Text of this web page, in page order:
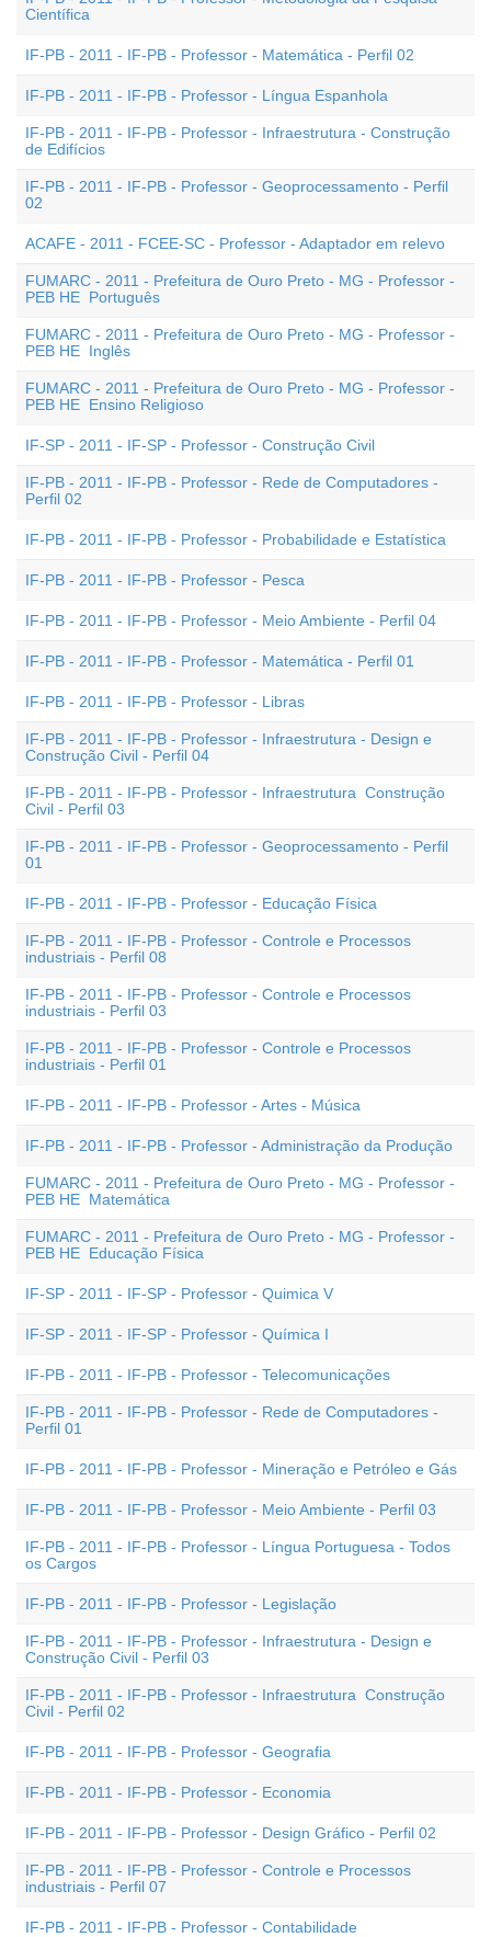
Científica
IF-PB - 2011 - IF-PB - Professor - Matemática - Perfil 02
IF-PB - 2011 - IF-PB - Professor - Língua Espanhola
IF-PB - 2011 - IF-PB - Professor - Infraestrutura - Construção
de Edifícios
IF-PB - 2011 - IF-PB - Professor - Geoprocessamento - Perfil
02
ACAFE - 2011 - FCEE-SC - Professor - Adaptador em relevo
FUMARC - 2011 - Prefeitura de Ouro Preto - MG - Professor -
PEB HE  Português
FUMARC - 2011 - Prefeitura de Ouro Preto - MG - Professor -
PEB HE  Inglês
FUMARC - 2011 - Prefeitura de Ouro Preto - MG - Professor -
PEB HE  Ensino Religioso
IF-SP - 2011 - IF-SP - Professor - Construção Civil
IF-PB - 2011 - IF-PB - Professor - Rede de Computadores -
Perfil 02
IF-PB - 2011 - IF-PB - Professor - Probabilidade e Estatística
IF-PB - 2011 - IF-PB - Professor - Pesca
IF-PB - 2011 - IF-PB - Professor - Meio Ambiente - Perfil 04
IF-PB - 2011 - IF-PB - Professor - Matemática - Perfil 01
IF-PB - 2011 - IF-PB - Professor - Libras
IF-PB - 2011 - IF-PB - Professor - Infraestrutura - Design e
Construção Civil - Perfil 04
IF-PB - 2011 - IF-PB - Professor - Infraestrutura  Construção
Civil - Perfil 03
IF-PB - 2011 - IF-PB - Professor - Geoprocessamento - Perfil
01
IF-PB - 2011 - IF-PB - Professor - Educação Física
IF-PB - 2011 - IF-PB - Professor - Controle e Processos
industriais - Perfil 08
IF-PB - 2011 - IF-PB - Professor - Controle e Processos
industriais - Perfil 03
IF-PB - 2011 - IF-PB - Professor - Controle e Processos
industriais - Perfil 01
IF-PB - 2011 - IF-PB - Professor - Artes - Música
IF-PB - 2011 - IF-PB - Professor - Administração da Produção
FUMARC - 2011 - Prefeitura de Ouro Preto - MG - Professor -
PEB HE  Matemática
FUMARC - 2011 - Prefeitura de Ouro Preto - MG - Professor -
PEB HE  Educação Física
IF-SP - 2011 - IF-SP - Professor - Quimica V
IF-SP - 2011 - IF-SP - Professor - Química I
IF-PB - 2011 - IF-PB - Professor - Telecomunicações
IF-PB - 2011 - IF-PB - Professor - Rede de Computadores -
Perfil 01
IF-PB - 2011 - IF-PB - Professor - Mineração e Petróleo e Gás
IF-PB - 2011 - IF-PB - Professor - Meio Ambiente - Perfil 03
IF-PB - 2011 - IF-PB - Professor - Língua Portuguesa - Todos
os Cargos
IF-PB - 2011 - IF-PB - Professor - Legislação
IF-PB - 2011 - IF-PB - Professor - Infraestrutura - Design e
Construção Civil - Perfil 03
IF-PB - 2011 - IF-PB - Professor - Infraestrutura  Construção
Civil - Perfil 02
IF-PB - 2011 - IF-PB - Professor - Geografia
IF-PB - 2011 - IF-PB - Professor - Economia
IF-PB - 2011 - IF-PB - Professor - Design Gráfico - Perfil 02
IF-PB - 2011 - IF-PB - Professor - Controle e Processos
industriais - Perfil 07
IF-PB - 2011 - IF-PB - Professor - Contabilidade